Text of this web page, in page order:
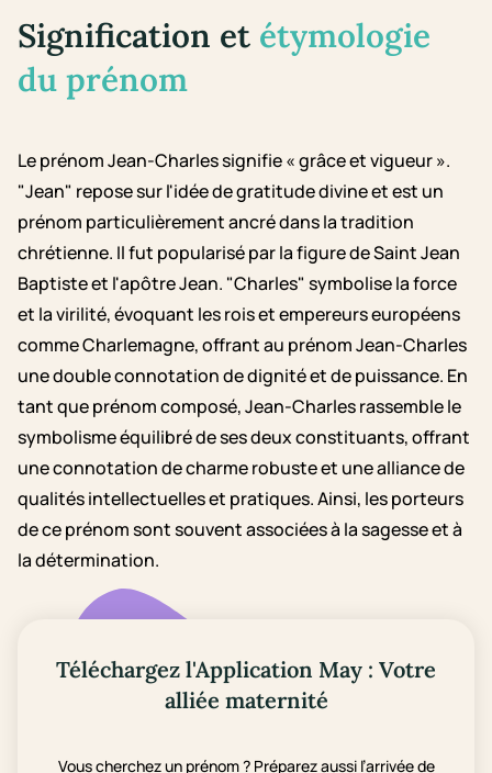
Signification et étymologie
du prénom
Le prénom Jean-Charles signifie « grâce et vigueur ».
"Jean" repose sur l'idée de gratitude divine et est un
prénom particulièrement ancré dans la tradition
chrétienne. Il fut popularisé par la figure de Saint Jean
Baptiste et l'apôtre Jean. "Charles" symbolise la force
et la virilité, évoquant les rois et empereurs européens
comme Charlemagne, offrant au prénom Jean-Charles
une double connotation de dignité et de puissance. En
tant que prénom composé, Jean-Charles rassemble le
symbolisme équilibré de ses deux constituants, offrant
une connotation de charme robuste et une alliance de
qualités intellectuelles et pratiques. Ainsi, les porteurs
de ce prénom sont souvent associées à la sagesse et à
la détermination.
Téléchargez l'Application May : Votre
alliée maternité
Vous cherchez un prénom ? Préparez aussi l’arrivée de